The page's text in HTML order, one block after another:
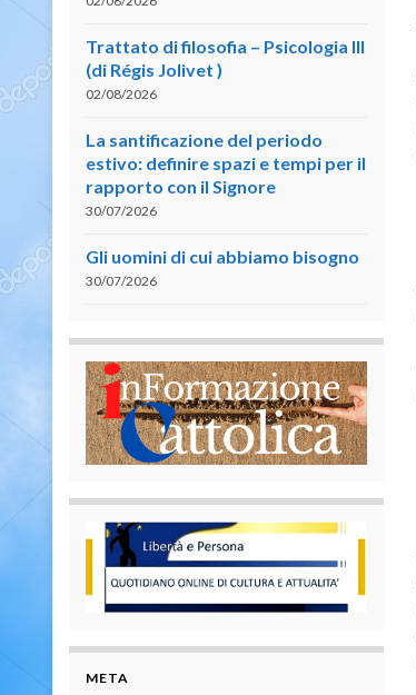
Trattato di filosofia – Psicologia III
(di Régis Jolivet )
02/08/2026
La santificazione del periodo
estivo: definire spazi e tempi per il
rapporto con il Signore
30/07/2026
Gli uomini di cui abbiamo bisogno
30/07/2026
META